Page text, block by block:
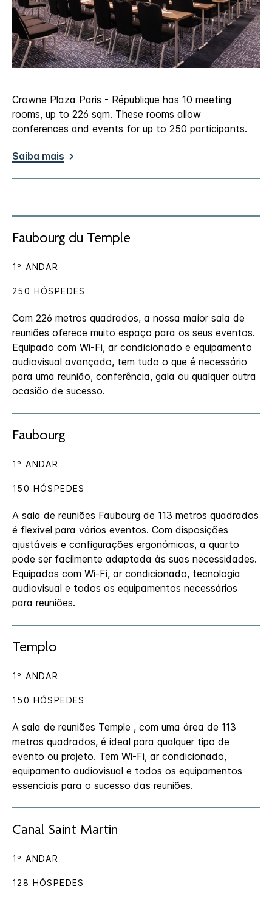
Crowne Plaza Paris - République has 10 meeting
rooms, up to 226 sqm. These rooms allow
conferences and events for up to 250 participants.
Saiba mais
Faubourg du Temple
Com 226 metros quadrados, a nossa maior sala de
reuniões oferece muito espaço para os seus eventos.
Equipado com Wi-Fi, ar condicionado e equipamento
audiovisual avançado, tem tudo o que é necessário
para uma reunião, conferência, gala ou qualquer outra
ocasião de sucesso.
1º ANDAR
250 HÓSPEDES
Faubourg
A sala de reuniões Faubourg de 113 metros quadrados
é flexível para vários eventos. Com disposições
ajustáveis e configurações ergonómicas, a quarto
pode ser facilmente adaptada às suas necessidades.
Equipados com Wi-Fi, ar condicionado, tecnologia
audiovisual e todos os equipamentos necessários
para reuniões.
1º ANDAR
150 HÓSPEDES
Templo
A sala de reuniões Temple , com uma área de 113
metros quadrados, é ideal para qualquer tipo de
evento ou projeto. Tem Wi-Fi, ar condicionado,
equipamento audiovisual e todos os equipamentos
essenciais para o sucesso das reuniões.
1º ANDAR
150 HÓSPEDES
Canal Saint Martin
1º ANDAR
128 HÓSPEDES